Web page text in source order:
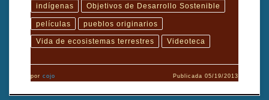
indígenas Objetivos de Desarrollo Sostenible
películas pueblos originarios
Vida de ecosistemas terrestres Videoteca
por cojo Publicada05/19/2013